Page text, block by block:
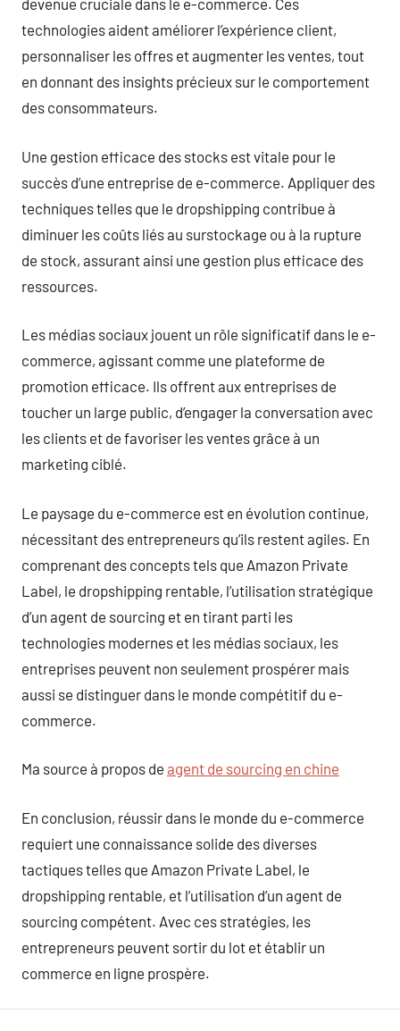
devenue cruciale dans le e-commerce. Ces
technologies aident améliorer l’expérience client,
personnaliser les offres et augmenter les ventes, tout
en donnant des insights précieux sur le comportement
des consommateurs.
Une gestion efficace des stocks est vitale pour le
succès d’une entreprise de e-commerce. Appliquer des
techniques telles que le dropshipping contribue à
diminuer les coûts liés au surstockage ou à la rupture
de stock, assurant ainsi une gestion plus efficace des
ressources.
Les médias sociaux jouent un rôle significatif dans le e-
commerce, agissant comme une plateforme de
promotion efficace. Ils offrent aux entreprises de
toucher un large public, d’engager la conversation avec
les clients et de favoriser les ventes grâce à un
marketing ciblé.
Le paysage du e-commerce est en évolution continue,
nécessitant des entrepreneurs qu’ils restent agiles. En
comprenant des concepts tels que Amazon Private
Label, le dropshipping rentable, l’utilisation stratégique
d’un agent de sourcing et en tirant parti les
technologies modernes et les médias sociaux, les
entreprises peuvent non seulement prospérer mais
aussi se distinguer dans le monde compétitif du e-
commerce.
Ma source à propos de agent de sourcing en chine
En conclusion, réussir dans le monde du e-commerce
requiert une connaissance solide des diverses
tactiques telles que Amazon Private Label, le
dropshipping rentable, et l’utilisation d’un agent de
sourcing compétent. Avec ces stratégies, les
entrepreneurs peuvent sortir du lot et établir un
commerce en ligne prospère.